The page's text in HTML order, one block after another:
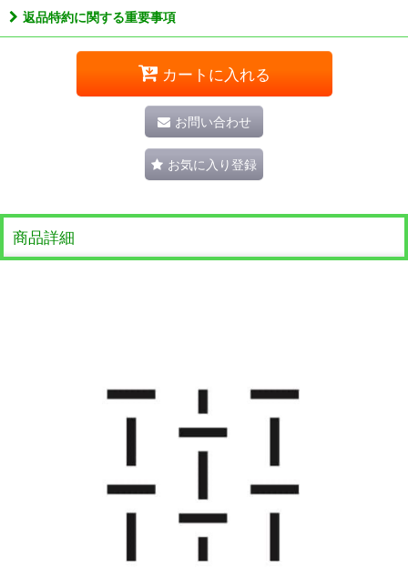
返品特約に関する重要事項
カートに入れる
お問い合わせ
お気に入り登録
商品詳細